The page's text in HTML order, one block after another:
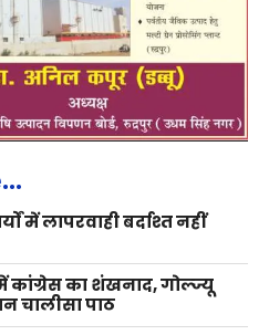
में लापरवाही बर्दाश्त नहीं
कांग्रेस का शंखनाद, गोल्ज्यू
चालीसा पाठ